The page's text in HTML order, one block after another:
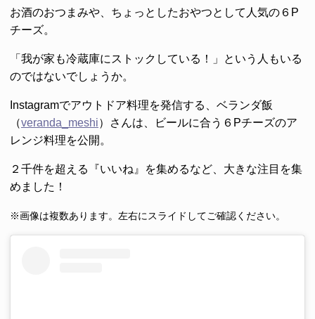
お酒のおつまみや、ちょっとしたおやつとして人気の６P
チーズ。
「我が家も冷蔵庫にストックしている！」という人もいる
のではないでしょうか。
Instagramでアウトドア料理を発信する、ベランダ飯
（veranda_meshi）さんは、ビールに合う６Pチーズのア
レンジ料理を公開。
２千件を超える『いいね』を集めるなど、大きな注目を集
めました！
※画像は複数あります。左右にスライドしてご確認ください。